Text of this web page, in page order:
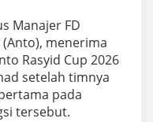
Manajer FD
menerima
Rasyid Cup 2026
setelah timnya
pada
tersebut.